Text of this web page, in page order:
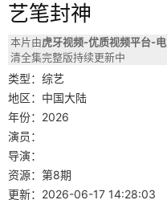
艺笔封神
本片由虎牙视频-优质视频平台-
清全集完整版持续更新中
类型：综艺
地区：中国大陆
年份：2026
演员：
导演：
资源：第8期
更新：2026-06-17 14:28:03